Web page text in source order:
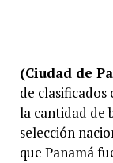
(Ciudad de
de
la cantidad de
selección
que Panamá